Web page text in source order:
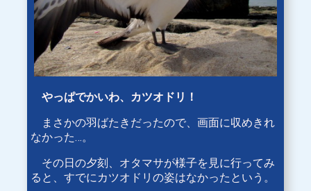
やっぱでかいわ、カツオドリ！
まさかの羽ばたきだったので、画面に収めきれ
なかった…。
その日の夕刻、オタマサが様子を見に行ってみ
ると、すでにカツオドリの姿はなかったという。